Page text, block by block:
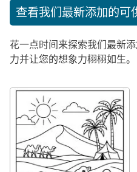
查看我们最新添加的可
花一点时间来探索我们最新
力并让您的想象力栩栩如生。